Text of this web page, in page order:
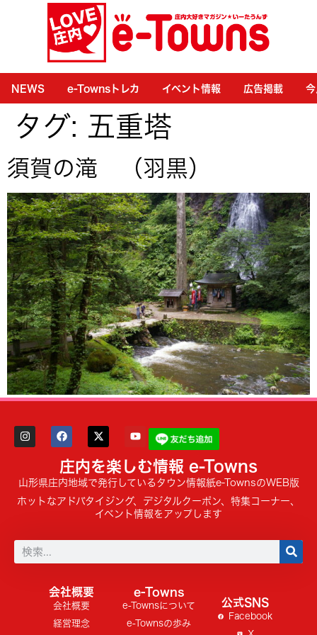
NEWS e-Townsトレカ イベント情報 広告掲載
タグ: 五重塔
須賀の滝 （羽黒）
庄内を楽しむ情報 e-Towns
山形県庄内地域で発行しているタウン情報紙e-TownsのWEB版
ホットなアドバタイジング、デジタルクーポン、特集コーナー、
イベント情報をアップします
会社概要
会社概要
経営理念
e-Towns
e-Townsについて
e-Townsの歩み
公式SNS
Facebook